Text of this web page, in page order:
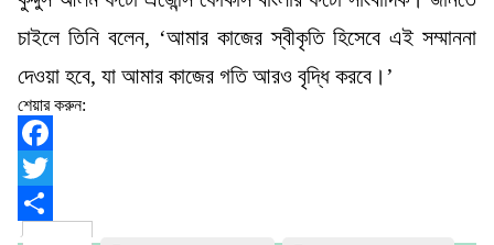
চাইলে তিনি বলেন, ‘আমার কাজের স্বীকৃতি হিসেবে এই সম্মাননা
দেওয়া হবে, যা আমার কাজের গতি আরও বৃদ্ধি করবে।’
শেয়ার করুন:
Facebook
Twitter